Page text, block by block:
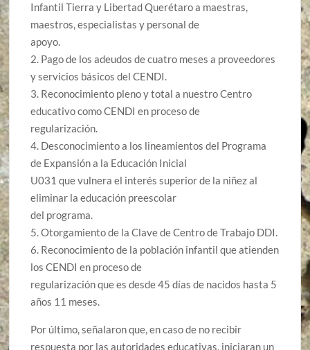
Infantil Tierra y Libertad Querétaro a maestras,
maestros, especialistas y personal de
apoyo.
2. Pago de los adeudos de cuatro meses a proveedores
y servicios básicos del CENDI.
3. Reconocimiento pleno y total a nuestro Centro
educativo como CENDI en proceso de
regularización.
4. Desconocimiento a los lineamientos del Programa
de Expansión a la Educación Inicial
U031 que vulnera el interés superior de la niñez al
eliminar la educación preescolar
del programa.
5. Otorgamiento de la Clave de Centro de Trabajo DDI.
6. Reconocimiento de la población infantil que atienden
los CENDI en proceso de
regularización que es desde 45 días de nacidos hasta 5
años 11 meses.
Por último, señalaron que, en caso de no recibir
respuesta por las autoridades educativas, iniciaran un